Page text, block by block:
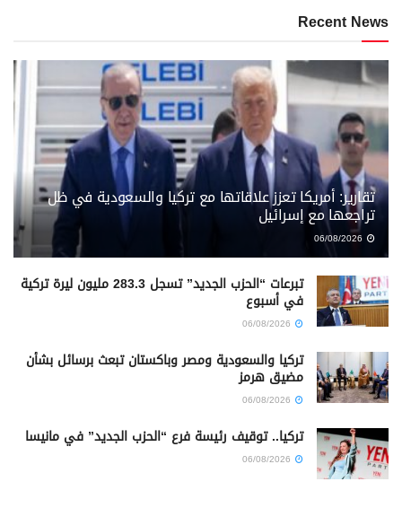
Recent News
تقارير: أمريكا تعزز علاقاتها مع تركيا والسعودية في ظل
تراجعها مع إسرائيل
تبرعات “الحزب الجديد” تسجل 283.3 مليون ليرة تركية
في أسبوع
تركيا والسعودية ومصر وباكستان تبعث برسائل بشأن
مضيق هرمز
تركيا.. توقيف رئيسة فرع “الحزب الجديد” في مانيسا